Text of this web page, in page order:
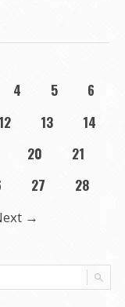
4 5
6
12 13
14
20
21
27
28
→